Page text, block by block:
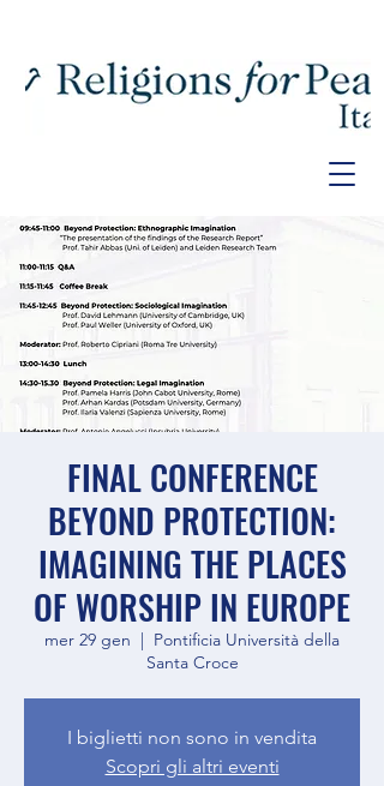
FINAL CONFERENCE
BEYOND PROTECTION:
IMAGINING THE PLACES
OF WORSHIP IN EUROPE
mer 29 gen
  |
Pontificia Università della
Santa Croce
I biglietti non sono in vendita
Scopri gli altri eventi